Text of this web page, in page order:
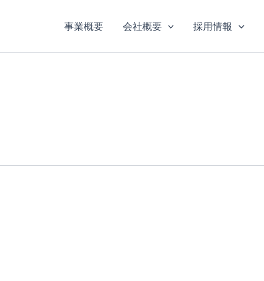
事業概要 会社概要 採用情報